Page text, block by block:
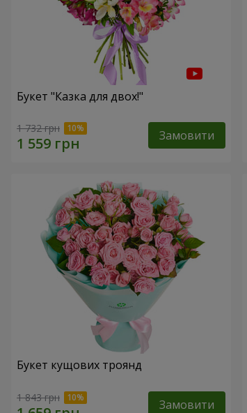
Букет "Казка для двох!"
1 732 грн Замовити
Букет кущових троянд
1 843 грн Замовити